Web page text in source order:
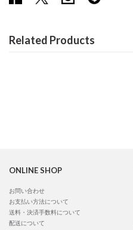
Related Products
ONLINE SHOP
お問い合わせ
お支払い方法について
送料・決済手数料について
配送について